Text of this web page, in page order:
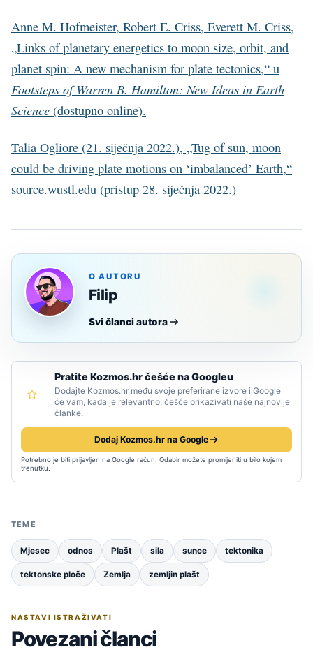
Anne M. Hofmeister, Robert E. Criss, Everett M. Criss,
„Links of planetary energetics to moon size, orbit, and
planet spin: A new mechanism for plate tectonics,“ u
Footsteps of Warren B. Hamilton: New Ideas in Earth
Science (dostupno online).
Talia Ogliore (21. siječnja 2022.), „Tug of sun, moon
could be driving plate motions on ‘imbalanced’ Earth,“
source.wustl.edu (pristup 28. siječnja 2022.)
O AUTORU
Filip
Svi članci autora
Pratite Kozmos.hr češće na Googleu
Dodajte Kozmos.hr među svoje preferirane izvore i Google
će vam, kada je relevantno, češće prikazivati naše najnovije
članke.
Dodaj Kozmos.hr na Google
Potrebno je biti prijavljen na Google račun. Odabir možete promijeniti u bilo kojem
trenutku.
TEME
Mjesec odnos Plašt sila sunce tektonika
tektonske ploče Zemlja zemljin plašt
NASTAVI ISTRAŽIVATI
Povezani članci